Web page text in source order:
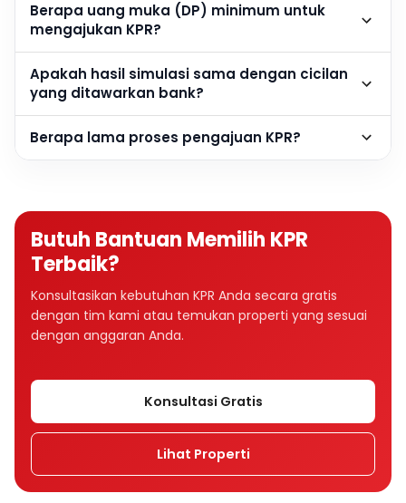
Berapa uang muka (DP) minimum untuk
mengajukan KPR?
Apakah hasil simulasi sama dengan cicilan
yang ditawarkan bank?
Berapa lama proses pengajuan KPR?
Butuh Bantuan Memilih KPR
Terbaik?
Konsultasikan kebutuhan KPR Anda secara gratis
dengan tim kami atau temukan properti yang sesuai
dengan anggaran Anda.
Konsultasi Gratis
Lihat Properti